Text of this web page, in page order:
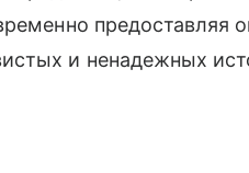
предоставляя
и ненадежных